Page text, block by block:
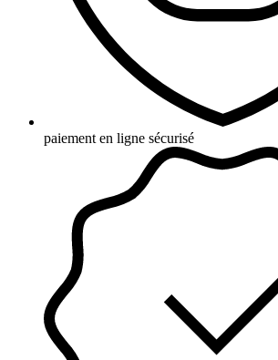
paiement en ligne sécurisé